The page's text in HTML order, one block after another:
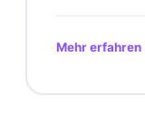
Mehr erfahren